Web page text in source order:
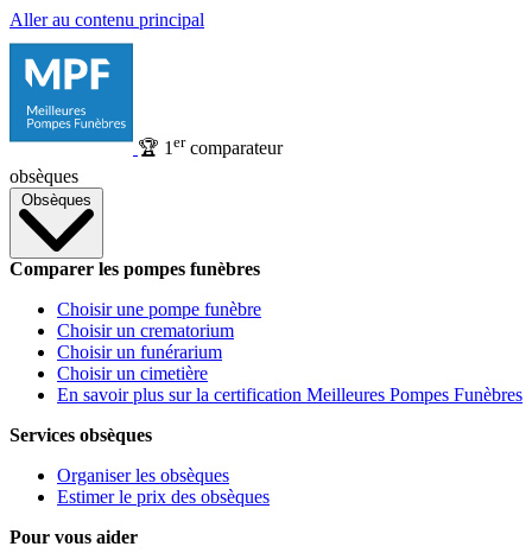
Aller au contenu principal
🏆 1 ercomparateur
obsèques
Obsèques
Comparer les pompes funèbres
Choisir une pompe funèbre
Choisir un crematorium
Choisir un funérarium
Choisir un cimetière
En savoir plus sur la certification Meilleures Pompes Funèbres
Services obsèques
Organiser les obsèques
Estimer le prix des obsèques
Pour vous aider